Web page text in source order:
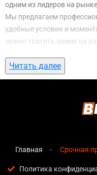
одним из лидеров на
Мы предлагаем
удобные условия и
нужно тратить время на
ожидание. С нами вы
Кибальчича, Киеввсего за
срочная продажа
Мгновенная оценка
озвучивается сразу
Читать далее
Главная Срочная
Политика